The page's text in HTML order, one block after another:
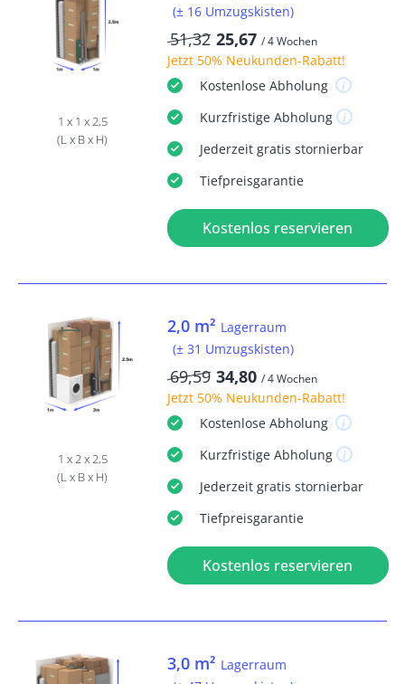
1 x 1 x 2,5
(L x B x H)
(± 16 Umzugskisten)
51,32 25,67 / 4 Wochen
Jetzt 50% Neukunden-Rabatt!
KostenloseAbholung
KurzfristigeAbholung
Jederzeit gratis stornierbar
Tiefpreisgarantie
Kostenlos reservieren
1 x 2 x 2,5
(L x B x H)
2,0 m² Lagerraum
(± 31 Umzugskisten)
69,59 34,80 / 4 Wochen
Jetzt 50% Neukunden-Rabatt!
KostenloseAbholung
KurzfristigeAbholung
Jederzeit gratis stornierbar
Tiefpreisgarantie
Kostenlos reservieren
3,0 m² Lagerraum